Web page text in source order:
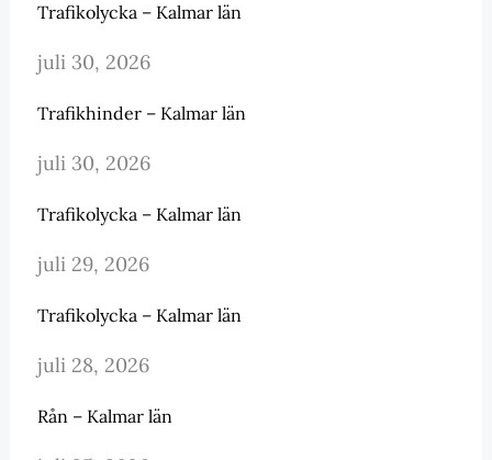
Trafikolycka – Kalmar län
juli 30, 2026
Trafikhinder – Kalmar län
juli 30, 2026
Trafikolycka – Kalmar län
juli 29, 2026
Trafikolycka – Kalmar län
juli 28, 2026
Rån – Kalmar län